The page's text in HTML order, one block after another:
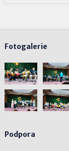
Fotogalerie
Podpora